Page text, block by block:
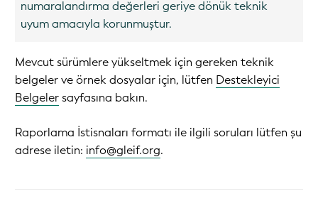
numaralandırma değerleri geriye dönük teknik
uyum amacıyla korunmuştur.
Mevcut sürümlere yükseltmek için gereken teknik
belgeler ve örnek dosyalar için, lütfen Destekleyici
Belgelersayfasına bakın.
Raporlama İstisnaları formatı ile ilgili soruları lütfen şu
adrese iletin: info@gleif.org.